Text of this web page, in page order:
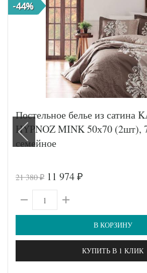
-44%
Постельное белье из сатина
HYPNOZ MINK 50х70 (2шт),
семейное
21 380₽ 11 974 ₽
В КОРЗИНУ
КУПИТЬ В 1 КЛИК